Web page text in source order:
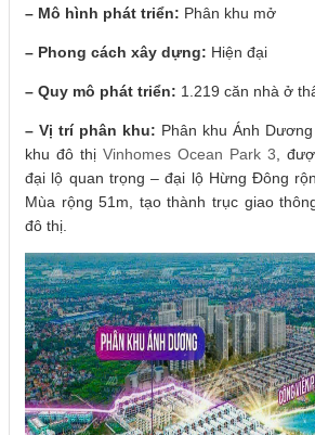
– Mô hình phát triển: Phân khu mở
– Phong cách xây dựng: Hiện đại
– Quy mô phát triển: 1.219 căn nhà ở
– Vị trí phân khu: Phân khu Ánh
khu đô thịVinhomes Ocean Park 3 ,
đại lộ quan trọng – đại lộ Hừng Đông
Mùa rộng 51m, tạo thành trục giao
đô thị.